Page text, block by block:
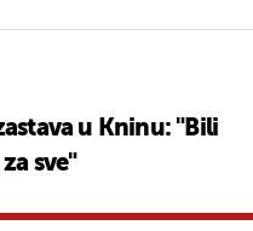
u Kninu: "Bili
sve"